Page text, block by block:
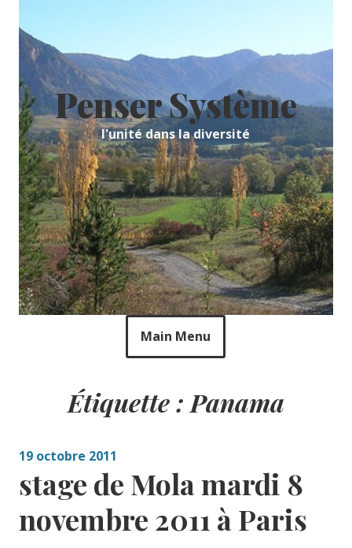
content
Penser Système
l'unité dans la diversité
Main Menu
Étiquette : Panama
19 octobre 2011
stage de Mola mardi 8
novembre 2011 à Paris